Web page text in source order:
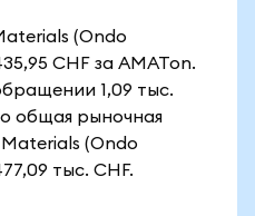
(Ondo
CHF за AMATon.
1,09 тыс.
общая рыночная
(Ondo
тыс. CHF.